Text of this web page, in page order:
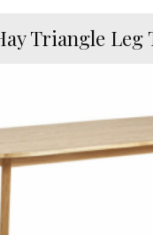
Triangle Leg